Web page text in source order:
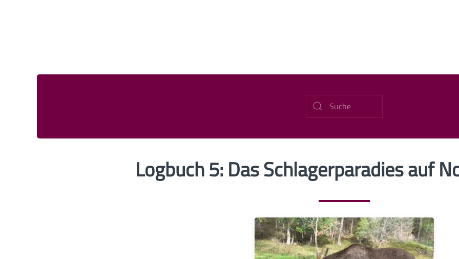
Logbuch 5: Das Schlagerparadies auf